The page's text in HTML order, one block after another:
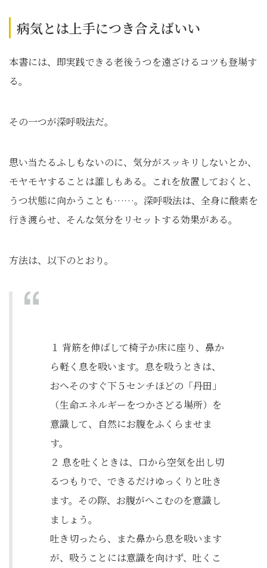
病気とは上手につき合えばいい
本書には、即実践できる老後うつを遠ざけるコツも登場す
る。
その一つが深呼吸法だ。
思い当たるふしもないのに、気分がスッキリしないとか、
モヤモヤすることは誰しもある。これを放置しておくと、
うつ状態に向かうことも……。深呼吸法は、全身に酸素を
行き渡らせ、そんな気分をリセットする効果がある。
方法は、以下のとおり。
１ 背筋を伸ばして椅子か床に座り、鼻か
ら軽く息を吸います。息を吸うときは、
おへそのすぐ下５センチほどの「丹田」
（生命エネルギーをつかさどる場所）を
意識して、自然にお腹をふくらませま
す。
２ 息を吐くときは、口から空気を出し切
るつもりで、できるだけゆっくりと吐き
ます。その際、お腹がへこむのを意識し
ましょう。
吐き切ったら、また鼻から息を吸います
が、吸うことには意識を向けず、吐くこ